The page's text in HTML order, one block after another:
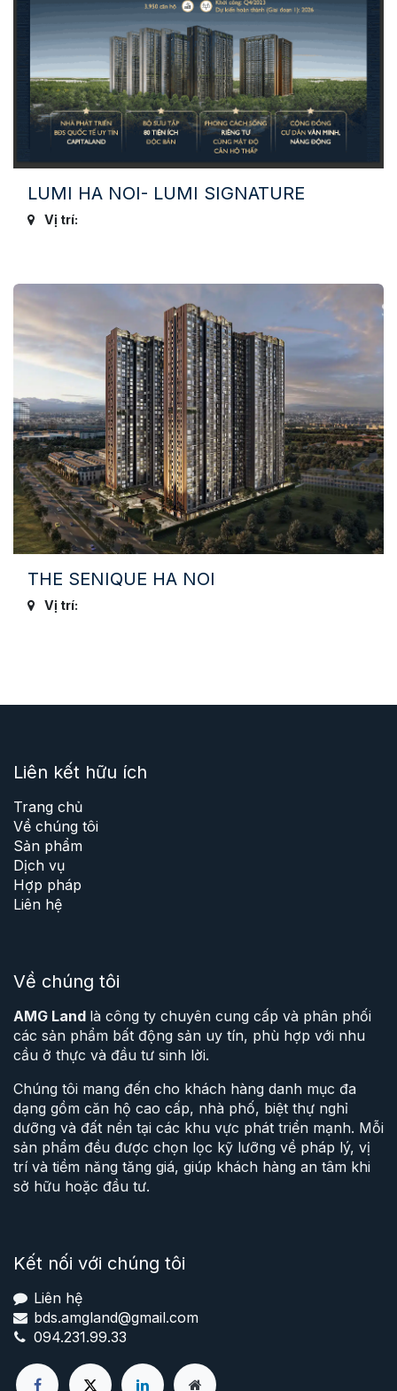
LUMI HA NOI- LUMI SIGNATURE
Vị trí:
THE SENIQUE HA NOI
Vị trí:
Liên kết hữu ích
Trang chủ
Về chúng tôi
Sản phẩm
Dịch vụ
Hợp pháp
Liên hệ
Về chúng tôi
AMG Land là công ty chuyên cung cấp và phân phối
các sản phẩm bất động sản uy tín, phù hợp với nhu
cầu ở thực và đầu tư sinh lời.
Chúng tôi mang đến cho khách hàng danh mục đa
dạng gồm căn hộ cao cấp, nhà phố, biệt thự nghỉ
dưỡng và đất nền tại các khu vực phát triển mạnh. Mỗi
sản phẩm đều được chọn lọc kỹ lưỡng về pháp lý, vị
trí và tiềm năng tăng giá, giúp khách hàng an tâm khi
sở hữu hoặc đầu tư.
Kết nối với chúng tôi
Liên hệ
bds.amgland@gmail.com
094.231.99.33